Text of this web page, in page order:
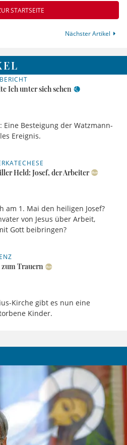
STARTSEITE
Nächster Artikel
Ich unter sich sehen
Besteigung der Watzmann-
Ereignis.
Held: Josef, der Arbeiter
1. Mai den heiligen Josef?
von Jesus über Arbeit,
Gott beibringen?
zum Trauern
Kirche gibt es nun eine
Kinder.